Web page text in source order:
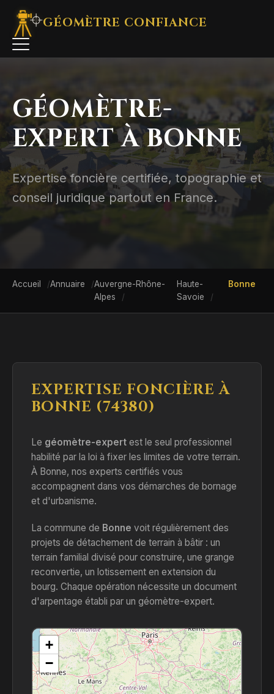
GÉOMÈTRE CONFIANCE
GÉOMÈTRE-
EXPERT À BONNE
Expertise foncière certifiée, topographie et
conseil juridique partout en France.
Accueil Annuaire
Auvergne-Rhône-
Alpes
Haute-
Savoie
Bonne
EXPERTISE FONCIÈRE À
BONNE (74380)
Le géomètre-expert est le seul professionnel
habilité par la loi à fixer les limites de votre terrain.
À Bonne, nos experts certifiés vous
accompagnent dans vos démarches de bornage
et d'urbanisme.
La commune de Bonne voit régulièrement des
projets de détachement de terrain à bâtir : un
terrain familial divisé pour construire, une grange
reconvertie, un lotissement en extension du
bourg. Chaque opération nécessite un document
d'arpentage établi par un géomètre-expert.
+
−